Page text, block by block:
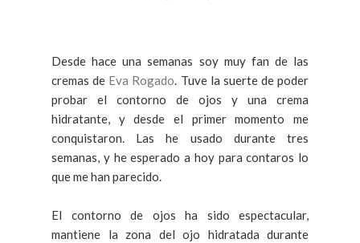
Desde hace una semanas soy muy fan de las
cremas de Eva Rogado. Tuve la suerte de poder
probar el contorno de ojos y una crema
hidratante, y desde el primer momento me
conquistaron. Las he usado durante tres
semanas, y he esperado a hoy para contaros lo
que me han parecido.
El contorno de ojos ha sido espectacular,
mantiene la zona del ojo hidratada durante